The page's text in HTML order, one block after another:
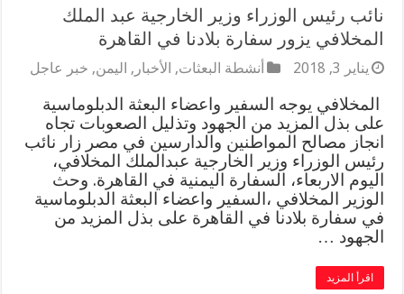
نائب رئيس الوزراء وزير الخارجية عبد الملك
المخلافي يزور سفارة بلادنا في القاهرة
يناير 3, 2018 أنشطة البعثات, الأخبار , اليمن, خبر عاجل
المخلافي يوجه السفير واعضاء البعثة الدبلوماسية
على بذل المزيد من الجهود وتذليل الصعوبات تجاه
انجاز مصالح المواطنين والدارسين في مصر زار نائب
رئيس الوزراء وزير الخارجية عبدالملك المخلافي،
اليوم الاربعاء، السفارة اليمنية في القاهرة. وحث
الوزير المخلافي ،السفير واعضاء البعثة الدبلوماسية
في سفارة بلادنا في القاهرة على بذل المزيد من
الجهود …
اقرأ المزيد